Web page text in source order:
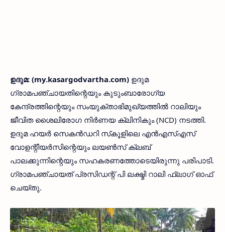
ഉദുമ: (my.kasargodvartha.com) ഉദുമ
ഗ്രാമപഞ്ചായതിന്റെയും കുടുംബാരോഗ്യ
കേന്ദ്രത്തിന്റെയും സംയുക്താഭിമുഖ്യത്തിൽ റാലിയും
ജീവിത ശൈലിരോഗ നിര്‍ണയ ക്ലിനികും (NCD) നടത്തി.
ഉദുമ ഹയർ സെകൻഡറി സ്‌കൂളിലെ എൻഎസ്എസ്
വോളന്റീയർസിന്റെയും ലയൺസ് ക്ലബ്‌
പാലക്കുന്നിന്റെയും സഹകരണത്തോടെയിരുന്നു പരിപാടി.
ഗ്രാമപഞ്ചായത് പ്രസിഡന്റ്‌ പി ലക്ഷ്മി റാലി ഫ്‌ലാഗ് ഓഫ്
ചെയ്തു.